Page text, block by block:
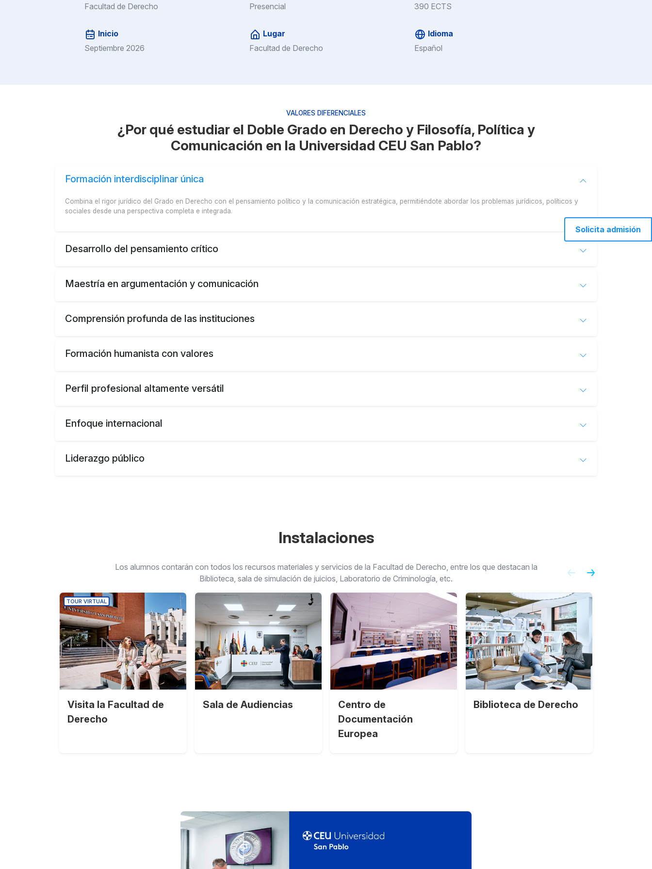
Facultad de Derecho
Presencial
390 ECTS
Inicio
Septiembre 2026
Lugar
Facultad de Derecho
Idioma
Español
VALORES DIFERENCIALES
¿Por qué estudiar el Doble Grado en Derecho y Filosofía, Política y
Comunicación en la Universidad CEU San Pablo​?
Formación interdisciplinar única
Combina el rigor jurídico del Grado en Derecho con el pensamiento político y la comunicación estratégica, permitiéndote abordar los problemas jurídicos, políticos y
sociales desde una perspectiva completa e integrada.
Desarrollo del pensamiento crítico
Maestría en argumentación y comunicación
Comprensión profunda de las instituciones
Formación humanista con valores
Perfil profesional altamente versátil
Enfoque internacional
Liderazgo público
Instalaciones
Los alumnos contarán con todos los recursos materiales y servicios de la Facultad de Derecho, entre los que destacan la
Biblioteca, sala de simulación de juicios, Laboratorio de Criminología, etc.
TOUR VIRTUAL
Visita la Facultad de
Derecho
Sala de Audiencias
Centro de
Documentación
Europea
Biblioteca de Derecho
Solicita admisión